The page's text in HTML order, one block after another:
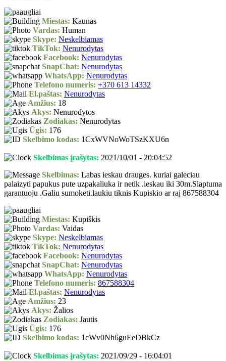
Miestas: Kaunas
Vardas: Human
Skype: Neskelbiamas
TikTok: Nenurodytas
Facebook: Nenurodytas
SnapChat: Nenurodytas
WhatsApp: Nenurodytas
Telefono numeris: +370 613 14332
El.paštas: Nenurodytas
Amžius: 18
Akys: Nenurodytos
Zodiakas: Nenurodytas
Ūgis: 176
Skelbimo kodas: 1CxWVNoWoTSzKXU6n
Skelbimas įrašytas: 2021/10/01 - 20:04:52
Skelbimas: Labas ieskau drauges. kuriai galeciau
palaizyti papukus pute uzpakaliuka ir netik .ieskau iki 30m.Slaptuma
garantuoju .Galiu sumoketi.laukiu tiknis Kupiskio ar raj 867588304
Miestas: Kupiškis
Vardas: Vaidas
Skype: Neskelbiamas
TikTok: Nenurodytas
Facebook: Nenurodytas
SnapChat: Nenurodytas
WhatsApp: Nenurodytas
Telefono numeris: 867588304
El.paštas: Nenurodytas
Amžius: 23
Akys: Žalios
Zodiakas: Jautis
Ūgis: 176
Skelbimo kodas: 1cWv0Nh6guEeDBkCz
Skelbimas įrašytas: 2021/09/29 - 16:04:01